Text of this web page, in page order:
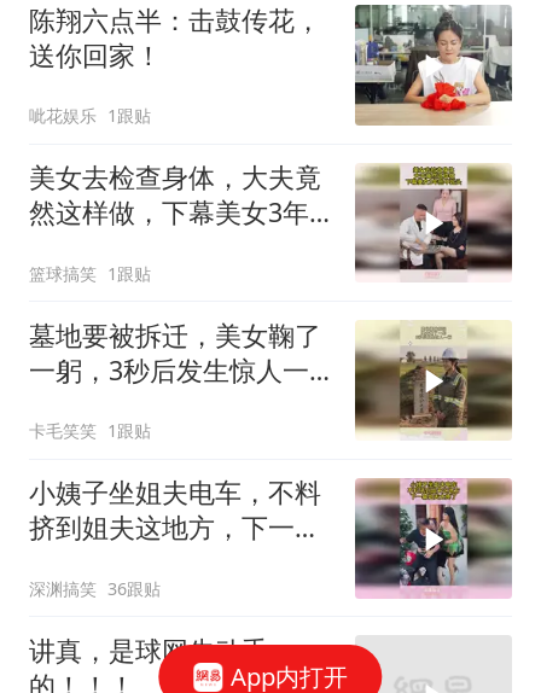
陈翔六点半：击鼓传花，
送你回家！
呲花娱乐 1跟贴
美女去检查身体，大夫竟
然这样做，下幕美女3年
篮球搞笑 1跟贴
墓地要被拆迁，美女鞠了
一躬，3秒后发生惊人一
卡毛笑笑 1跟贴
小姨子坐姐夫电车，不料
挤到姐夫这地方，下一幕
深渊搞笑 36跟贴
讲真，是球网先动手
的！！！
App内打开